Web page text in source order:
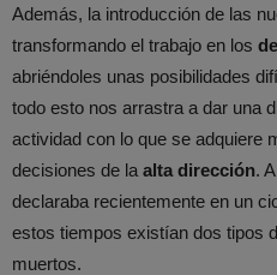
Además, la introducción de las
transformando el trabajo en los
abriéndoles unas posibilidades
todo esto nos arrastra a dar una
actividad con lo que se adquiere
decisiones de la alta dirección.
declaraba recientemente en un
estos tiempos existían dos tipos
muertos.